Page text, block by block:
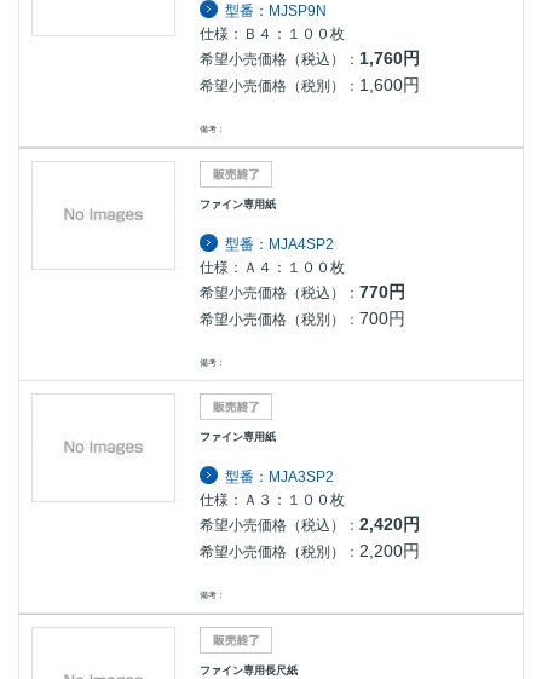
型番：MJSP9N
仕様：Ｂ４：１００枚
希望小売価格（税込）： 1,760円
希望小売価格（税別）： 1,600円
備考：
ファイン専用紙
型番：MJA4SP2
仕様：Ａ４：１００枚
希望小売価格（税込）：770円
希望小売価格（税別）：700円
備考：
ファイン専用紙
型番：MJA3SP2
仕様：Ａ３：１００枚
希望小売価格（税込）： 2,420円
希望小売価格（税別）： 2,200円
備考：
ファイン専用長尺紙